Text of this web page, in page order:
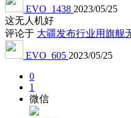
EVO_1438 2023/05/25
这无人机好
评论于 大疆发布行业用旗舰
EVO_605 2023/05/25
0
1
微信